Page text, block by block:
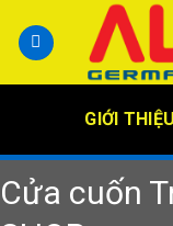
content
GIỚI THIỆU
Cửa cuốn